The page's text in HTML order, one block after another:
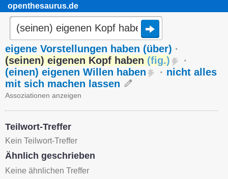
openthesaurus.de
eigene Vorstellungen haben (über) ·
(seinen) eigenen Kopf haben (fig.)
·
(einen) eigenen Willen haben
· nicht alles
mit sich machen lassen
Assoziationen anzeigen
Teilwort-Treffer
Kein Teilwort-Treffer
Ähnlich geschrieben
Keine ähnlichen Treffer